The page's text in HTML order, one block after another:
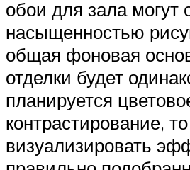
обои для зала могут
насыщенностью
общая фоновая
отделки будет
планируется
контрастирование,
визуализировать